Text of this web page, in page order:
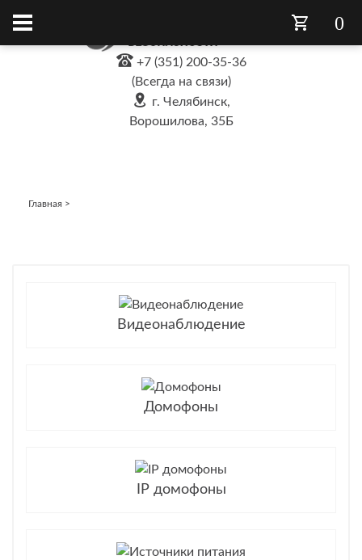
+7 (351) 200-35-36
(Всегда на связи)
г. Челябинск,
Ворошилова, 35Б
0
Главная >
Видеонаблюдение
Домофоны
IP домофоны